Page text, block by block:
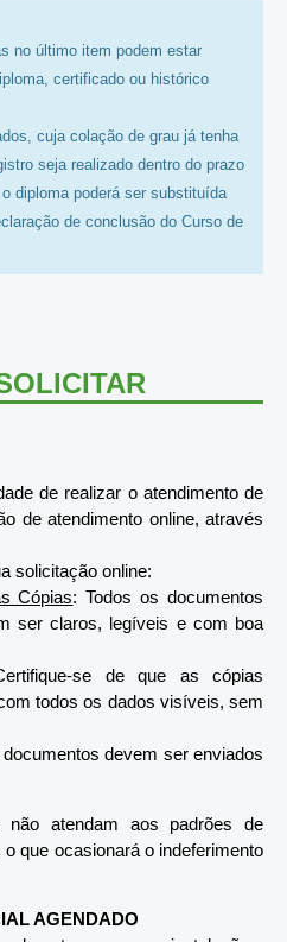
no último item podem estar
certificado ou histórico
cuja colação de grau já tenha
seja realizado dentro do prazo
diploma poderá ser substituída
de conclusão do Curso de
de realizar o atendimento de
de atendimento online, através
solicitação online:
Cópias: Todos os documentos
ser claros, legíveis e com boa
se de que as cópias
todos os dados visíveis, sem
devem ser enviados
não atendam aos padrões de
que ocasionará o indeferimento
AGENDADO